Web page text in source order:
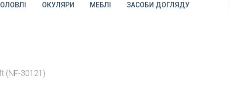
ОКУЛЯРИ МЕБЛІ ЗАСОБИ ДОГЛЯДУ
(NF-30121)